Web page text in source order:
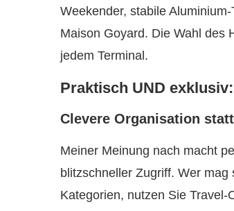
Weekender, stabile
Maison Goyard. Die Wahl des
jedem Terminal.
Praktisch UND
Clevere Organisation
Meiner Meinung nach macht
blitzschneller Zugriff. Wer
Kategorien, nutzen Sie